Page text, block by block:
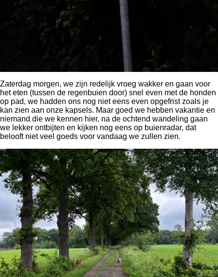
Zaterdag morgen, we zijn redelijk vroeg wakker en gaan voor
het eten (tussen de regenbuien door) snel even met de honden
op pad, we hadden ons nog niet eens even opgefrist zoals je
kan zien aan onze kapsels. Maar goed we hebben vakantie en
niemand die we kennen hier, na de ochtend wandeling gaan
we lekker ontbijten en kijken nog eens op buienradar, dat
belooft niet veel goeds voor vandaag we zullen zien.